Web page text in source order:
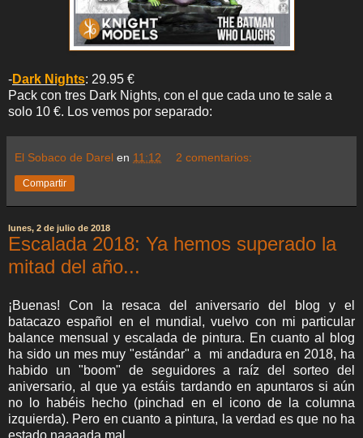
-Dark Nights: 29.95 €
Pack con tres Dark Nights, con el que cada uno te sale a
solo 10 €. Los vemos por separado:
El Sobaco de Darel en 11:12 2 comentarios:
Compartir
lunes, 2 de julio de 2018
Escalada 2018: Ya hemos superado la
mitad del año...
¡Buenas! Con la resaca del aniversario del blog y el
batacazo español en el mundial, vuelvo con mi particular
balance mensual y escalada de pintura. En cuanto al blog
ha sido un mes muy "estándar" a mi andadura en 2018, ha
habido un "boom" de seguidores a raíz del sorteo del
aniversario, al que ya estáis tardando en apuntaros si aún
no lo habéis hecho (pinchad en el icono de la columna
izquierda). Pero en cuanto a pintura, la verdad es que no ha
estado naaaada mal...